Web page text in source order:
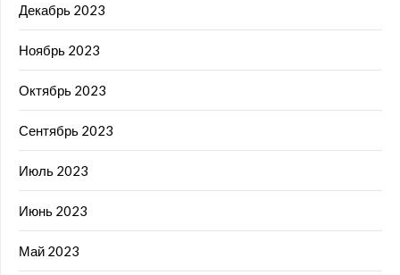
Декабрь 2023
Ноябрь 2023
Октябрь 2023
Сентябрь 2023
Июль 2023
Июнь 2023
Май 2023